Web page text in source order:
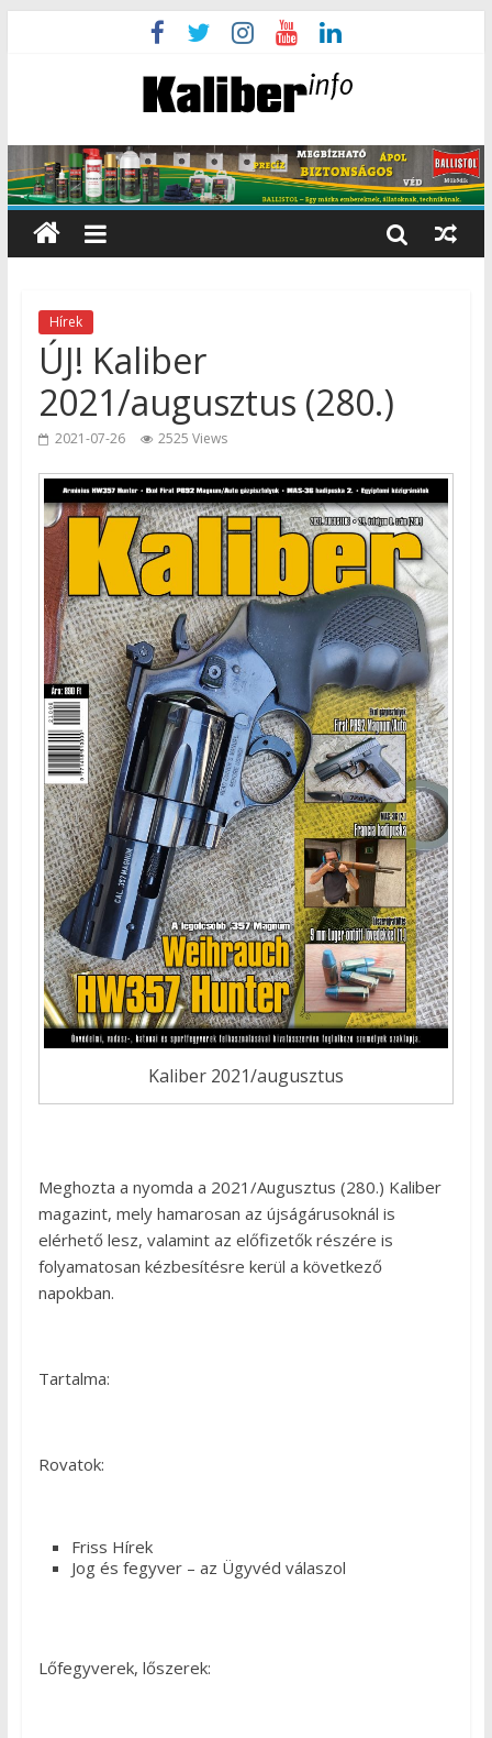
Hírek
ÚJ! Kaliber
2021/augusztus (280.)
2021-07-26 2525 Views
Kaliber 2021/augusztus
Meghozta a nyomda a 2021/Augusztus (280.) Kaliber
magazint, mely hamarosan az újságárusoknál is
elérhető lesz, valamint az előfizetők részére is
folyamatosan kézbesítésre kerül a következő
napokban.
Tartalma:
Rovatok:
Friss Hírek
Jog és fegyver – az Ügyvéd válaszol
Lőfegyverek, lőszerek: